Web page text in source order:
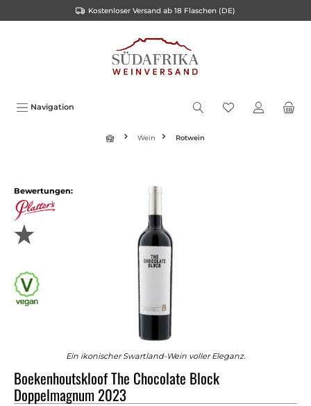
Kostenloser Versand ab 18 Flaschen (DE)
Navigation
Wein Rotwein
Bewertungen:
Ein ikonischer Swartland-Wein voller Eleganz.
Boekenhoutskloof The Chocolate Block
Doppelmagnum 2023